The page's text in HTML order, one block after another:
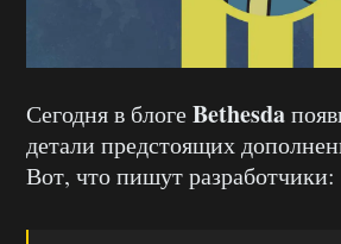
Сегодня в блогеBethesda
детали предстоящих
Вот, что пишут разработчики: